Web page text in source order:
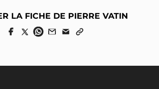
LA FICHE DE PIERRE VATIN